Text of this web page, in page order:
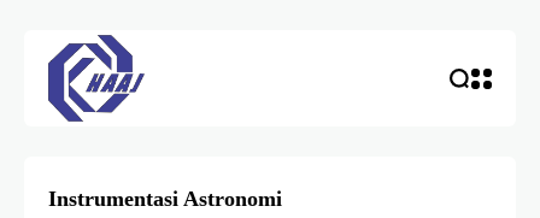
Instrumentasi Astronomi